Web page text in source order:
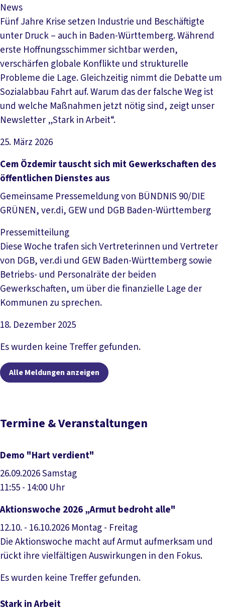
News
Fünf Jahre Krise setzen Industrie und Beschäftigte
unter Druck – auch in Baden-Württemberg. Während
erste Hoffnungsschimmer sichtbar werden,
verschärfen globale Konflikte und strukturelle
Probleme die Lage. Gleichzeitig nimmt die Debatte um
Sozialabbau Fahrt auf. Warum das der falsche Weg ist
und welche Maßnahmen jetzt nötig sind, zeigt unser
Newsletter „Stark in Arbeit“.
25. März 2026
Artikel lesen
Cem Özdemir tauscht sich mit Gewerkschaften des
öffentlichen Dienstes aus
Gemeinsame Pressemeldung von BÜNDNIS 90/DIE
GRÜNEN, ver.di, GEW und DGB Baden-Württemberg
Pressemitteilung
Diese Woche trafen sich Vertreterinnen und Vertreter
von DGB, ver.di und GEW Baden-Württemberg sowie
Betriebs- und Personalräte der beiden
Gewerkschaften, um über die finanzielle Lage der
Kommunen zu sprechen.
18. Dezember 2025
Artikel lesen
Es wurden keine Treffer gefunden.
Alle Meldungen anzeigen
Termine & Veranstaltungen
Demo "Hart verdient"
26.09.2026Samstag
11:55 - 14:00 Uhr
Veranstaltung anzeigen
Aktionswoche 2026 „Armut bedroht alle"
12.10. - 16.10.2026 Montag - Freitag
Die Aktionswoche macht auf Armut aufmerksam und
rückt ihre vielfältigen Auswirkungen in den Fokus.
Veranstaltung anzeigen
Es wurden keine Treffer gefunden.
Stark in Arbeit